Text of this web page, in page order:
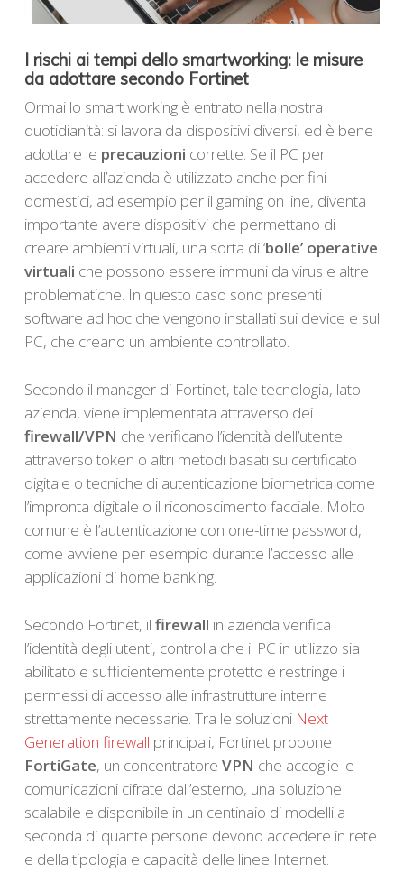
I rischi ai tempi dello smartworking: le misure
da adottare secondo Fortinet
Ormai lo smart working è entrato nella nostra
quotidianità: si lavora da dispositivi diversi, ed è bene
adottare le precauzioni corrette. Se il PC per
accedere all’azienda è utilizzato anche per fini
domestici, ad esempio per il gaming on line, diventa
importante avere dispositivi che permettano di
creare ambienti virtuali, una sorta di ‘bolle’ operative
virtuali che possono essere immuni da virus e altre
problematiche. In questo caso sono presenti
software ad hoc che vengono installati sui device e sul
PC, che creano un ambiente controllato.
Secondo il manager di Fortinet, tale tecnologia, lato
azienda, viene implementata attraverso dei
firewall/VPN che verificano l’identità dell’utente
attraverso token o altri metodi basati su certificato
digitale o tecniche di autenticazione biometrica come
l’impronta digitale o il riconoscimento facciale. Molto
comune è l’autenticazione con one-time password,
come avviene per esempio durante l’accesso alle
applicazioni di home banking.
Secondo Fortinet, il firewall in azienda verifica
l’identità degli utenti, controlla che il PC in utilizzo sia
abilitato e sufficientemente protetto e restringe i
permessi di accesso alle infrastrutture interne
strettamente necessarie. Tra le soluzioni Next
Generation firewall principali, Fortinet propone
FortiGate, un concentratore VPN che accoglie le
comunicazioni cifrate dall’esterno, una soluzione
scalabile e disponibile in un centinaio di modelli a
seconda di quante persone devono accedere in rete
e della tipologia e capacità delle linee Internet.